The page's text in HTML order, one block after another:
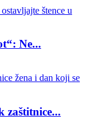
Ne...
zaštitnice...